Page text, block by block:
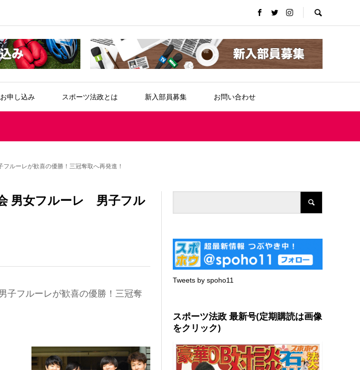
申し込み スポーツ法政とは 新入部員募集 お問い合わせ
ルーレが歓喜の優勝！三冠奪取へ再発進！
男女フルーレ 男子フル
子フルーレが歓喜の優勝！三冠奪
Tweets by spoho11
スポーツ法政 最新号(定期購読は画像
をクリック)